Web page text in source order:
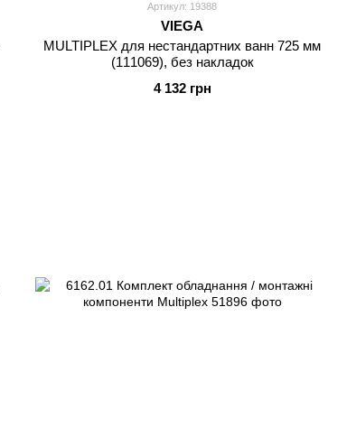
Артикул: 19388
VIEGA
MULTIPLEX для нестандартних ванн 725 мм
(111069), без накладок
4 132 грн